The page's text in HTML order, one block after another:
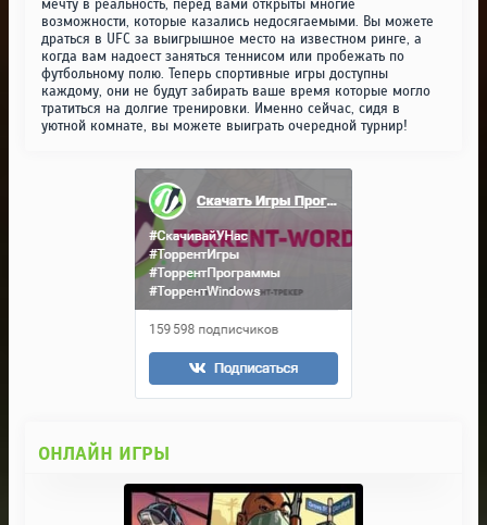
мечту в реальность, перед вами открыты многие
возможности, которые казались недосягаемыми. Вы можете
драться в UFC за выигрышное место на известном ринге, а
когда вам надоест заняться теннисом или пробежать по
футбольному полю. Теперь спортивные игры доступны
каждому, они не будут забирать ваше время которые могло
тратиться на долгие тренировки. Именно сейчас, сидя в
уютной комнате, вы можете выиграть очередной турнир!
ОНЛАЙН ИГРЫ